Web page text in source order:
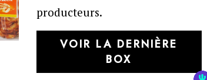
producteurs.
VOIR LA DERNIÈRE
BOX